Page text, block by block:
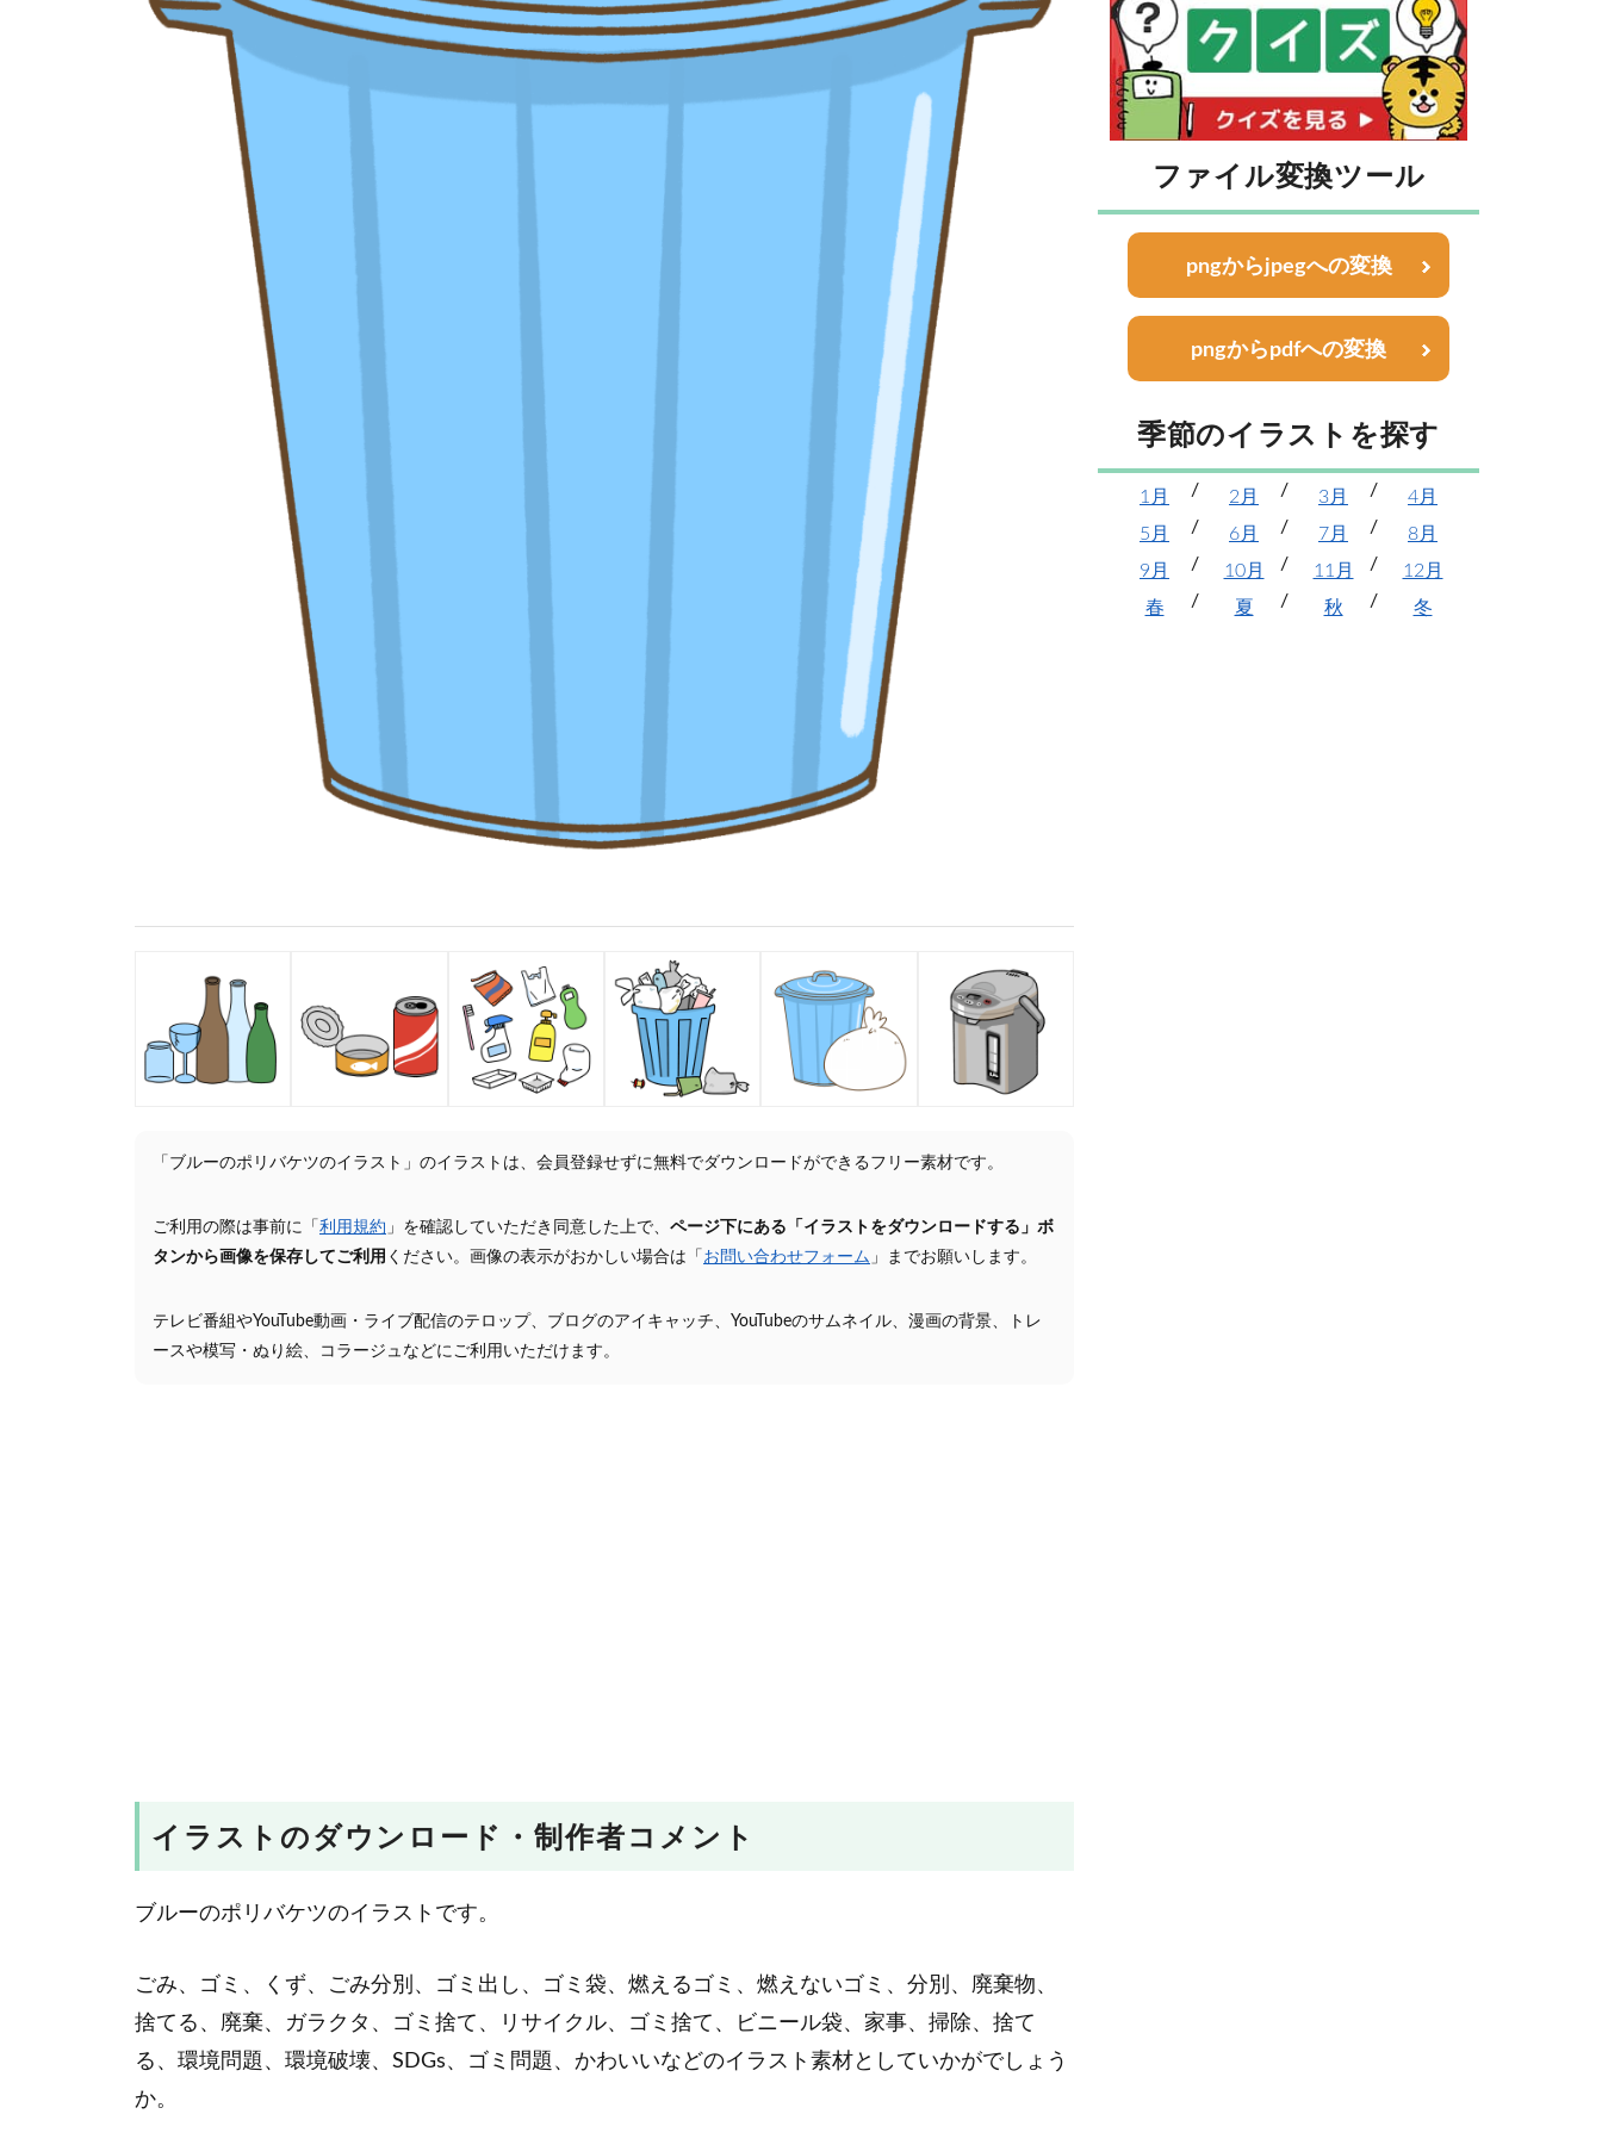
「ブルーのポリバケツのイラスト」のイラストは、会員登録せずに無料でダウンロードができるフリー素材です。
ご利用の際は事前に「 利用規約 」を確認していただき同意した上で、 ページ下にある「イラストをダウンロードする」ボ
タンから画像を保存してご利用 ください。画像の表示がおかしい場合は「 お問い合わせフォーム 」までお願いします。
テレビ番組やYouTube動画・ライブ配信のテロップ、ブログのアイキャッチ、YouTubeのサムネイル、漫画の背景、トレ
ースや模写・ぬり絵、コラージュなどにご利用いただけます。
イラストのダウンロード・制作者コメント
ブルーのポリバケツのイラストです。
ごみ、ゴミ、くず、ごみ分別、ゴミ出し、ゴミ袋、燃えるゴミ、燃えないゴミ、分別、廃棄物、
捨てる、廃棄、ガラクタ、ゴミ捨て、リサイクル、ゴミ捨て、ビニール袋、家事、掃除、捨て
る、環境問題、環境破壊、SDGs、ゴミ問題、かわいいなどのイラスト素材としていかがでしょう
か。
ファイル変換ツール
pngからjpegへの変換
pngからpdfへの変換
季節のイラストを探す
1月 2月 3月
4月
5月
6月 7月
8月
9月
10月 11月
12月
春
夏 秋 冬